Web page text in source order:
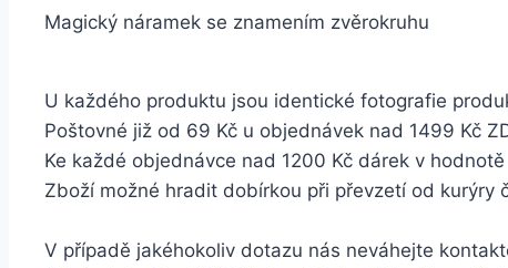
Magický náramek se znamením zvěrokruhu
U každého produktu jsou identické fotografie
Poštovné již od 69 Kč u objednávek nad 1499 Kč
Ke každé objednávce nad 1200 Kč dárek v hodnotě
Zboží možné hradit dobírkou při převzetí od kurýry
V případě jakéhokoliv dotazu nás neváhejte